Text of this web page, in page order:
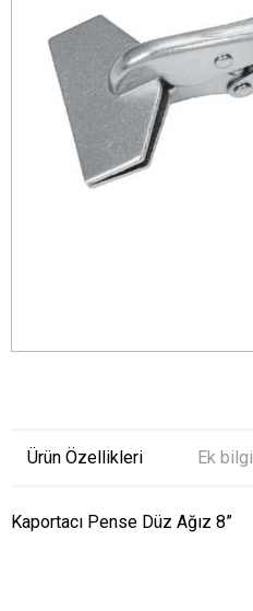
Ürün Özellikleri Ek bilgi
Kaportacı Pense Düz Ağız 8”